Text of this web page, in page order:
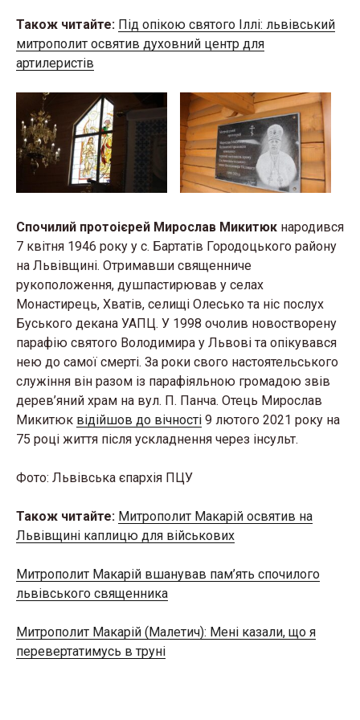
Також читайте: Під опікою святого Іллі: львівський
митрополит освятив духовний центр для
артилеристів
Спочилий протоієрей Мирослав Микитюк народився
7 квітня 1946 року у с. Бартатів Городоцького району
на Львівщині. Отримавши священниче
рукоположення, душпастирював у селах
Монастирець, Хватів, селищі Олесько та ніс послух
Буського декана УАПЦ. У 1998 очолив новостворену
парафію святого Володимира у Львові та опікувався
нею до самої смерті. За роки свого настоятельського
служіння він разом із парафіяльною громадою звів
дерев’яний храм на вул. П. Панча. Отець Мирослав
Микитюк відійшов до вічності 9 лютого 2021 року на
75 році життя після ускладнення через інсульт.
Фото: Львівська єпархія ПЦУ
Також читайте: Митрополит Макарій освятив на
Львівщині каплицю для військових
Митрополит Макарій вшанував пам’ять спочилого
львівського священника
Митрополит Макарій (Малетич): Мені казали, що я
перевертатимусь в труні